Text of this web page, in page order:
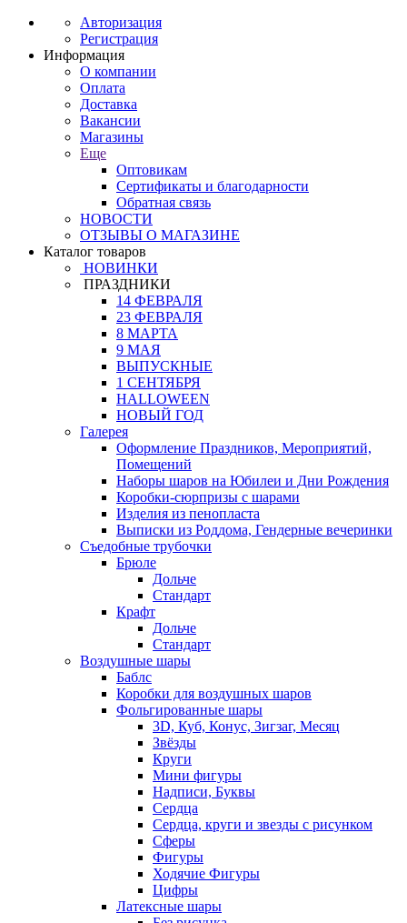
Авторизация
Регистрация
Информация
О компании
Оплата
Доставка
Вакансии
Магазины
Еще
Оптовикам
Сертификаты и благодарности
Обратная связь
НОВОСТИ
ОТЗЫВЫ О МАГАЗИНЕ
Каталог товаров
НОВИНКИ
ПРАЗДНИКИ
14 ФЕВРАЛЯ
23 ФЕВРАЛЯ
8 МАРТА
9 МАЯ
ВЫПУСКНЫЕ
1 СЕНТЯБРЯ
HALLOWEEN
НОВЫЙ ГОД
Галерея
Оформление Праздников, Мероприятий,
Помещений
Наборы шаров на Юбилеи и Дни Рождения
Коробки-сюрпризы с шарами
Изделия из пенопласта
Выписки из Роддома, Гендерные вечеринки
Съедобные трубочки
Брюле
Дольче
Стандарт
Крафт
Дольче
Стандарт
Воздушные шары
Баблс
Коробки для воздушных шаров
Фольгированные шары
3D, Куб, Конус, Зигзаг, Месяц
Звёзды
Круги
Мини фигуры
Надписи, Буквы
Сердца
Сердца, круги и звезды с рисунком
Сферы
Фигуры
Ходячие Фигуры
Цифры
Латексные шары